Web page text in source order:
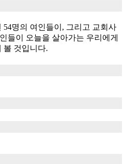
명의 여인들이, 그리고 교회사
들이 오늘을 살아가는 우리에게
볼 것입니다.